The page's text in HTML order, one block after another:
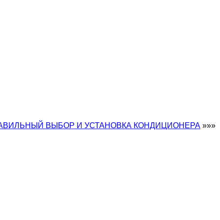
ВЫБОР И УСТАНОВКА КОНДИЦИОНЕРА »»»